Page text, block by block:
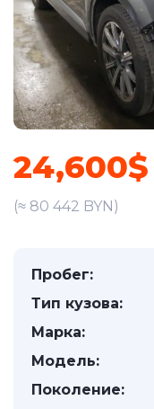
24,600$
(≈ 80 442 BYN)
Пробег:
Тип кузова:
Марка:
Модель:
Поколение: